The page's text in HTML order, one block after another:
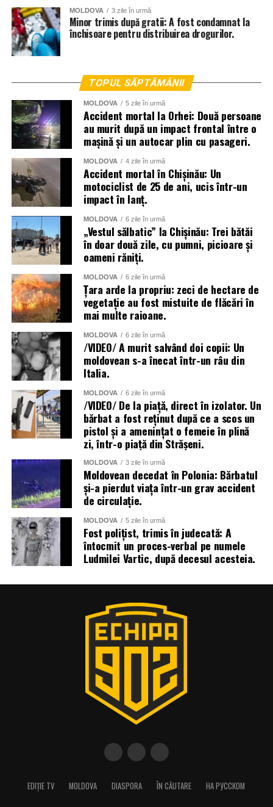
MOLDOVA 3 zile în urmă
Minor trimis după gratii: A fost condamnat la
închisoare pentru distribuirea drogurilor.
TOPUL SĂPTĂMÂNII
MOLDOVA 5 zile în urmă
Accident mortal la Orhei: Două persoane
au murit după un impact frontal între o
mașină și un autocar plin cu pasageri.
MOLDOVA 4 zile în urmă
Accident mortal în Chișinău: Un
motociclist de 25 de ani, ucis într-un
impact în lanț.
MOLDOVA 6 zile în urmă
„Vestul sălbatic” la Chișinău: Trei bătăi
în doar două zile, cu pumni, picioare și
oameni răniți.
MOLDOVA 6 zile în urmă
Țara arde la propriu: zeci de hectare de
vegetație au fost mistuite de flăcări în
mai multe raioane.
MOLDOVA 6 zile în urmă
/VIDEO/ A murit salvând doi copii: Un
moldovean s-a înecat într-un râu din
Italia.
MOLDOVA 6 zile în urmă
/VIDEO/ De la piață, direct în izolator. Un
bărbat a fost reținut după ce a scos un
pistol și a amenințat o femeie în plină
zi, într-o piață din Strășeni.
MOLDOVA 3 zile în urmă
Moldovean decedat în Polonia: Bărbatul
și-a pierdut viața într-un grav accident
de circulație.
MOLDOVA 5 zile în urmă
Fost polițist, trimis în judecată: A
întocmit un proces-verbal pe numele
Ludmilei Vartic, după decesul acesteia.
EDIȚIE TV MOLDOVA DIASPORA ÎN CĂUTARE НА РУССКОМ